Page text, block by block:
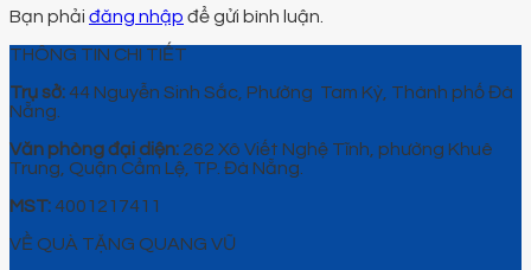
Bạn phải đăng nhập để gửi bình luận.
THÔNG TIN CHI TIẾT
Trụ sở: 44 Nguyễn Sinh Sắc, Phường Tam Kỳ, Thành phố Đà
Nẵng.
Văn phòng đại diện: 262 Xô Viết Nghệ Tĩnh, phường Khuê
Trung, Quận Cẩm Lệ, TP. Đà Nẵng.
MST: 4001217411
VỀ QUÀ TẶNG QUANG VŨ